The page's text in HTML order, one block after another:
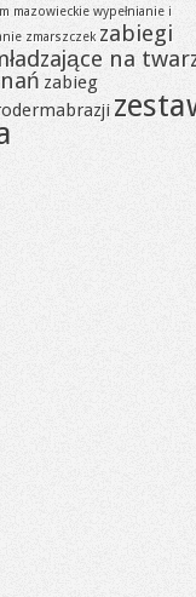
mazowieckie wypełnianie i
zmarszczek zabiegi
na
zabieg